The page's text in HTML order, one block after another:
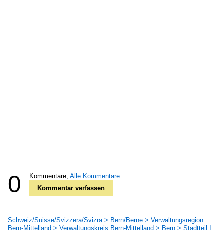
0 Kommentare, Alle Kommentare
Kommentar verfassen
Schweiz/Suisse/Svizzera/Svizra > Bern/Berne > Verwaltungsregion
Bern-Mittelland > Verwaltungskreis Bern-Mittelland > Bern > Stadtteil I